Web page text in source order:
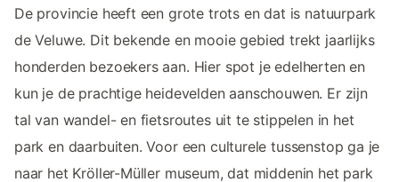
De provincie heeft een grote trots en dat is natuurpark
de Veluwe. Dit bekende en mooie gebied trekt jaarlijks
honderden bezoekers aan. Hier spot je edelherten en
kun je de prachtige heidevelden aanschouwen. Er zijn
tal van wandel- en fietsroutes uit te stippelen in het
park en daarbuiten. Voor een culturele tussenstop ga je
naar het Kröller-Müller museum, dat middenin het park